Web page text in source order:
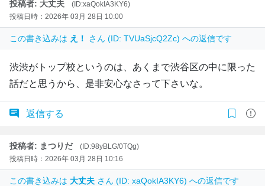
投稿者: 大丈夫
(ID:xaQokIA3KY6)
投稿日時：2026年 03月 28日 10:00
この書き込みは え！ さん (ID: TVUaSjcQ2Zc) への返信です
渋渋がトップ校というのは、あくまで渋谷区の中に限った
話だと思うから、是非安心なさって下さいな。
返信する
投稿者: まつりだ
(ID:98yBLG/0TQg)
投稿日時：2026年 03月 28日 10:16
この書き込みは 大丈夫 さん (ID: xaQokIA3KY6) への返信です